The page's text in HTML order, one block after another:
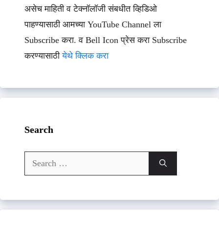
असेच माहिती व टेक्नॉलॉजी संबधीत व्हिडिओ
पाहण्यासाठी आमच्या YouTube Channel ला
Subscribe करा. व Bell Icon प्रेस करा Subscribe
करण्यासाठीयेथे क्लिक करा
Search
Search
for: